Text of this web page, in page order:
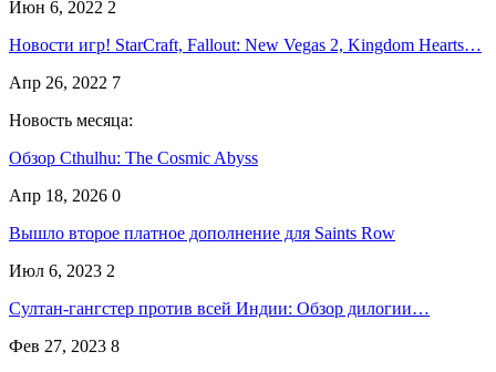
Июн 6, 2022 2
Новости игр! StarCraft, Fallout: New Vegas 2, Kingdom Hearts…
Апр 26, 2022 7
Новость месяца:
Обзор Cthulhu: The Cosmic Abyss
Апр 18, 2026 0
Вышло второе платное дополнение для Saints Row
Июл 6, 2023 2
Султан-гангстер против всей Индии: Обзор дилогии…
Фев 27, 2023 8